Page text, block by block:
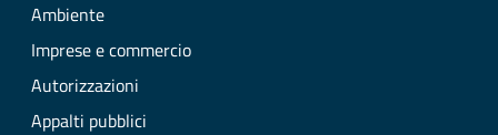
Ambiente
Imprese e commercio
Autorizzazioni
Appalti pubblici